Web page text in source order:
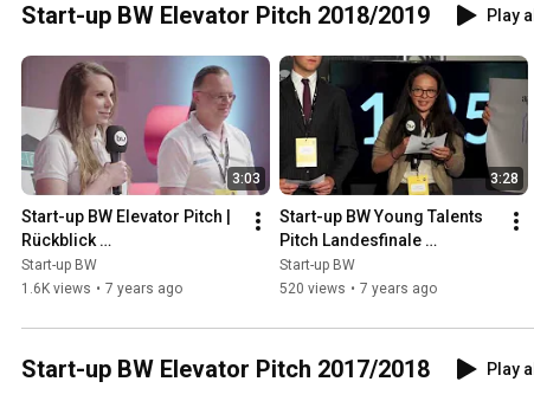
Start-up BW Elevator Pitch 2018/2019 Play all
3:03
Start-up BW Elevator Pitch |
Rückblick
Wettbewerbsrunde
2018/2019
Start-up BW
1.6K views • 7 years ago
3:28
Start-up BW Young Talents
Pitch Landesfinale
2018/2019 |  Phoenix aus
der Flasche
Start-up BW
520 views • 7 years ago
Start-up BW Elevator Pitch 2017/2018 Play all